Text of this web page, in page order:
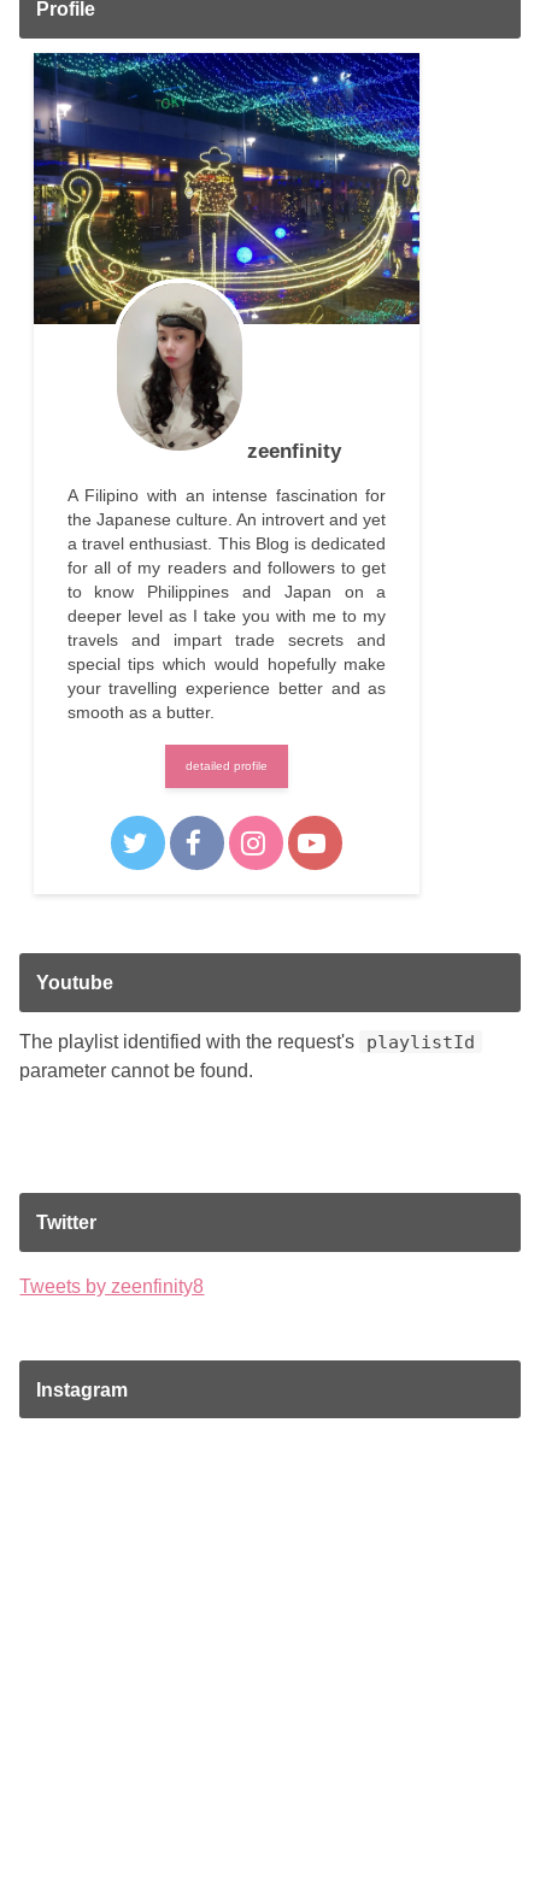
Profile
zeenfinity
A Filipino with an intense fascination for
the Japanese culture. An introvert and yet
a travel enthusiast. This Blog is dedicated
for all of my readers and followers to get
to know Philippines and Japan on a
deeper level as I take you with me to my
travels and impart trade secrets and
special tips which would hopefully make
your travelling experience better and as
smooth as a butter.
detailed profile
Youtube
The playlist identified with the request's playlistId
parameter cannot be found.
Twitter
Tweets by zeenfinity8
Instagram